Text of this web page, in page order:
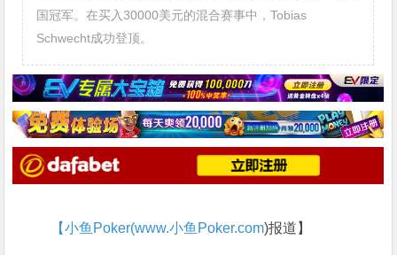
国冠军。在买入30000美元的混合赛事中，Tobias
Schwecht成功登顶。
【小鱼Poker(www.小鱼Poker.com)报道】